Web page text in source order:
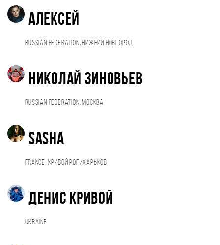
Алексей
Russian Federation, Нижний Новгород
Николай Зиновьев
Russian Federation, Москва
sasha
France, кривой рог/харьков
Денис Кривой
Ukraine